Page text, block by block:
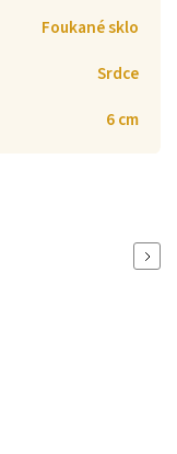
Foukané sklo
Srdce
6 cm
Next